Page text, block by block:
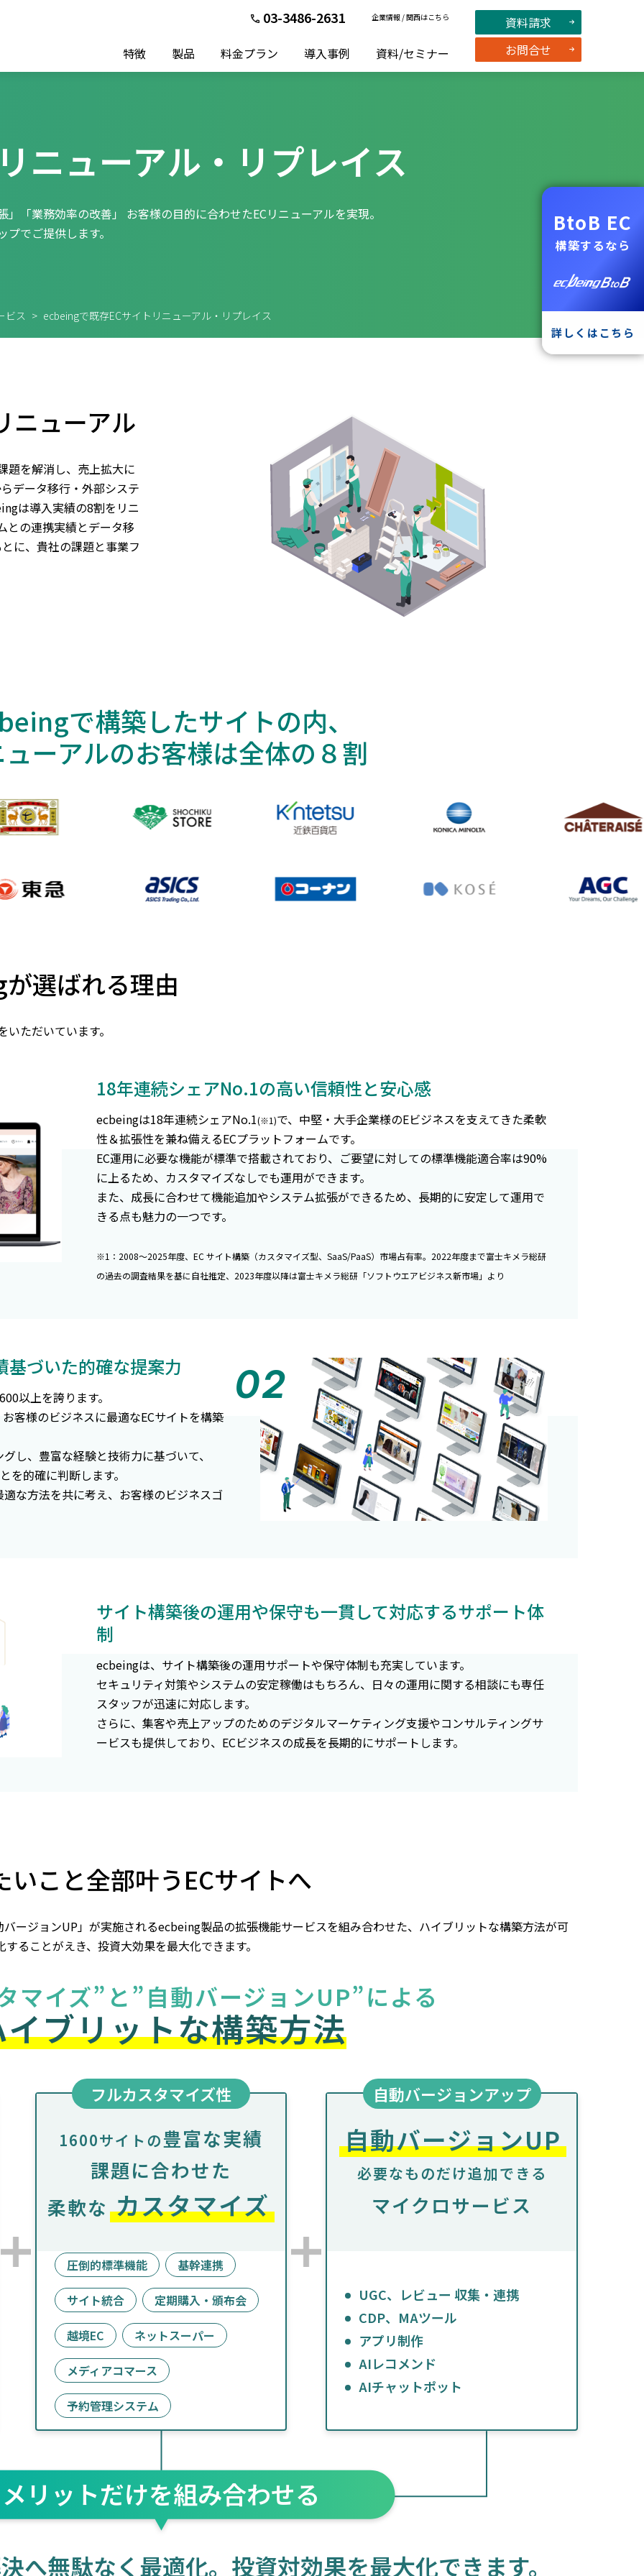
03-3486-2631 企業情報/関西はこちら
特徴 製品 料金プラン 導入事例 資料/セミナー
資料請求
お問合せ
BtoB EC
構築するなら
詳しくはこちら
ニューアル・リプレイス
「業務効率の改善」 お客様の目的に合わせたECリニューアルを実現。
でご提供します。
ビス > ecbeingで既存ECサイトリニューアル・リプレイス
ニューアル
題を解消し、売上拡大に
データ移行・外部システ
は導入実績の8割をリニ
との連携実績とデータ移
に、貴社の課題と事業フ
で構築したサイトの内、
ーアルのお客様は全体の８割
選ばれる理由
ただいています。
18年連続シェアNo.1の高い信頼性と安心感
ecbeingは18年連続シェアNo.1(※1)で、中堅・大手企業様のEビジネスを支えてきた柔軟
性＆拡張性を兼ね備えるECプラットフォームです。
EC運用に必要な機能が標準で搭載されており、ご要望に対しての標準機能適合率は90%
に上るため、カスタマイズなしでも運用ができます。
また、成長に合わせて機能追加やシステム拡張ができるため、長期的に安定して運用で
きる点も魅力の一つです。
※1：2008～2025年度、EC サイト構築（カスタマイズ型、SaaS/PaaS）市場占有率。2022年度まで富士キメラ総研
の過去の調査結果を基に自社推定、2023年度以降は富士キメラ総研「ソフトウエアビジネス新市場」より
づいた的確な提案力
以上を誇ります。
客様のビジネスに最適なECサイトを構築
し、豊富な経験と技術力に基づいて、
的確に判断します。
な方法を共に考え、お客様のビジネスゴ
サイト構築後の運用や保守も一貫して対応するサポート体
制
ecbeingは、サイト構築後の運用サポートや保守体制も充実しています。
セキュリティ対策やシステムの安定稼働はもちろん、日々の運用に関する相談にも専任
スタッフが迅速に対応します。
さらに、集客や売上アップのためのデジタルマーケティング支援やコンサルティングサ
ービスも提供しており、ECビジネスの成長を長期的にサポートします。
こと全部叶うECサイトへ
ージョンUP」が実施されるecbeing製品の拡張機能サービスを組み合わせた、ハイブリットな構築方法が可
ることがえき、投資大効果を最大化できます。
マイズ”と”自動バージョンUP”による
ブリットな構築方法
フルカスタマイズ性
1600サイトの豊富な実績
課題に合わせた
柔軟な カスタマイズ
圧倒的標準機能 基幹連携
サイト統合 定期購入・頒布会
越境EC ネットスーパー
メディアコマース
予約管理システム
自動バージョンアップ
自動バージョンUP
必要なものだけ追加できる
マイクロサービス
UGC、レビュー 収集・連携
CDP、MAツール
アプリ制作
AIレコメンド
AIチャットポット
メリットだけを組み合わせる
へ無駄なく最適化。 投資対効果を最大化できます。